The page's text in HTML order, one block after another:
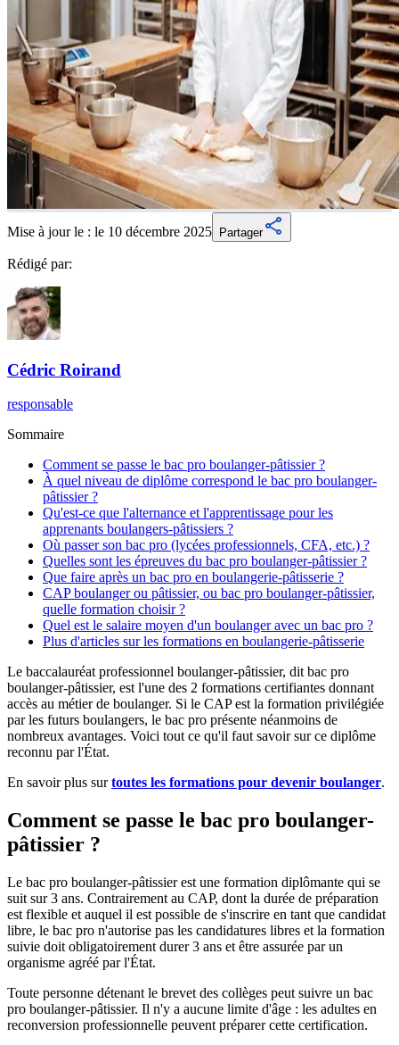
Mise à jour le : le 10 décembre 2025 Partager
Rédigé par:
Cédric Roirand
responsable
Sommaire
Comment se passe le bac pro boulanger-pâtissier ?
À quel niveau de diplôme correspond le bac pro boulanger-
pâtissier ?
Qu'est-ce que l'alternance et l'apprentissage pour les
apprenants boulangers-pâtissiers ?
Où passer son bac pro (lycées professionnels, CFA, etc.) ?
Quelles sont les épreuves du bac pro boulanger-pâtissier ?
Que faire après un bac pro en boulangerie-pâtisserie ?
CAP boulanger ou pâtissier, ou bac pro boulanger-pâtissier,
quelle formation choisir ?
Quel est le salaire moyen d'un boulanger avec un bac pro ?
Plus d'articles sur les formations en boulangerie-pâtisserie
Le baccalauréat professionnel boulanger-pâtissier, dit bac pro
boulanger-pâtissier, est l'une des 2 formations certifiantes donnant
accès au métier de boulanger. Si le CAP est la formation privilégiée
par les futurs boulangers, le bac pro présente néanmoins de
nombreux avantages. Voici tout ce qu'il faut savoir sur ce diplôme
reconnu par l'État.
En savoir plus surtoutes les formations pour devenir boulanger.
Comment se passe le bac pro boulanger-
pâtissier ?
Le bac pro boulanger-pâtissier est une formation diplômante qui se
suit sur 3 ans. Contrairement au CAP, dont la durée de préparation
est flexible et auquel il est possible de s'inscrire en tant que candidat
libre, le bac pro n'autorise pas les candidatures libres et la formation
suivie doit obligatoirement durer 3 ans et être assurée par un
organisme agréé par l'État.
Toute personne détenant le brevet des collèges peut suivre un bac
pro boulanger-pâtissier. Il n'y a aucune limite d'âge : les adultes en
reconversion professionnelle peuvent préparer cette certification.